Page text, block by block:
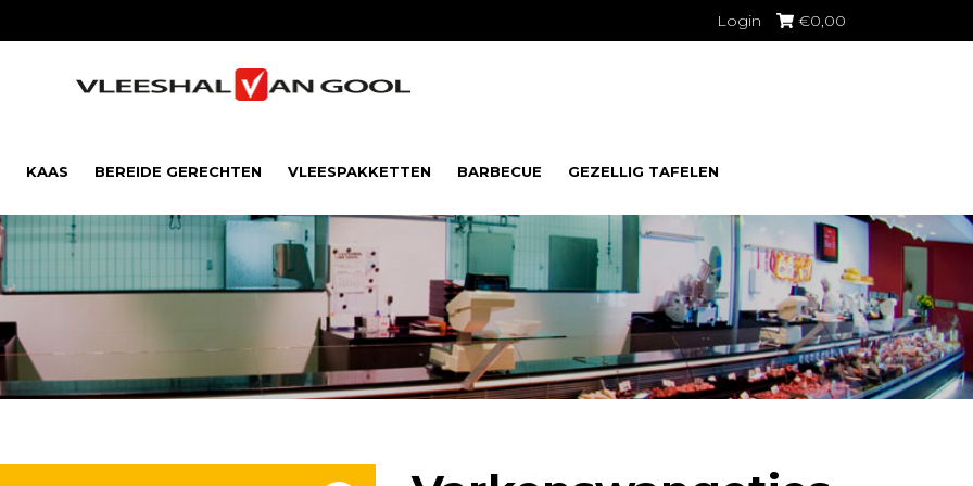
Login €0,00
KAAS BEREIDE GERECHTEN VLEESPAKKETTEN BARBECUE GEZELLIG TAFELEN